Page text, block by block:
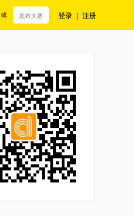
或 发布大赛 登录 | 注册